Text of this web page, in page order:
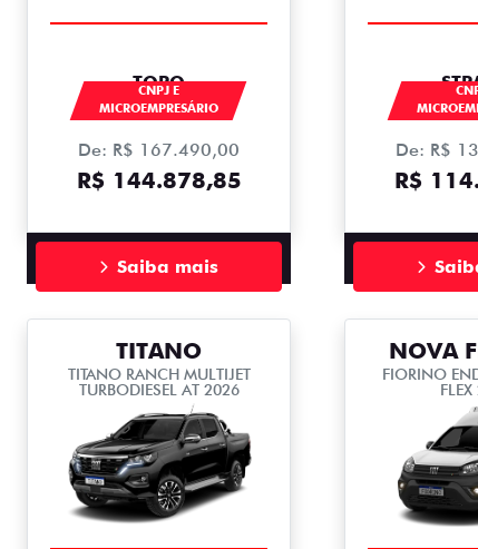
TORO
CNPJ E
MICROEMPRESÁRIO
De: R$ 167.490,00
R$ 144.878,85
Saiba mais
De: R$
R$
TITANO
TITANO RANCH MULTIJET
TURBODIESEL AT 2026
NOVA
FIORINO